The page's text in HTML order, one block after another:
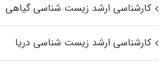
کارشناسی ارشد زیست‌ شناسی گیاهی
کارشناسی ارشد زیست‌ شناسی دریا